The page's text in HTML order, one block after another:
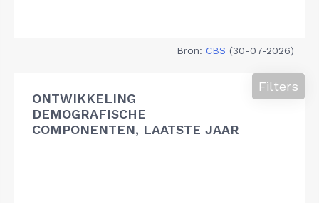
Bron: CBS (30-07-2026)
ONTWIKKELING
DEMOGRAFISCHE
COMPONENTEN, LAATSTE JAAR
Filters